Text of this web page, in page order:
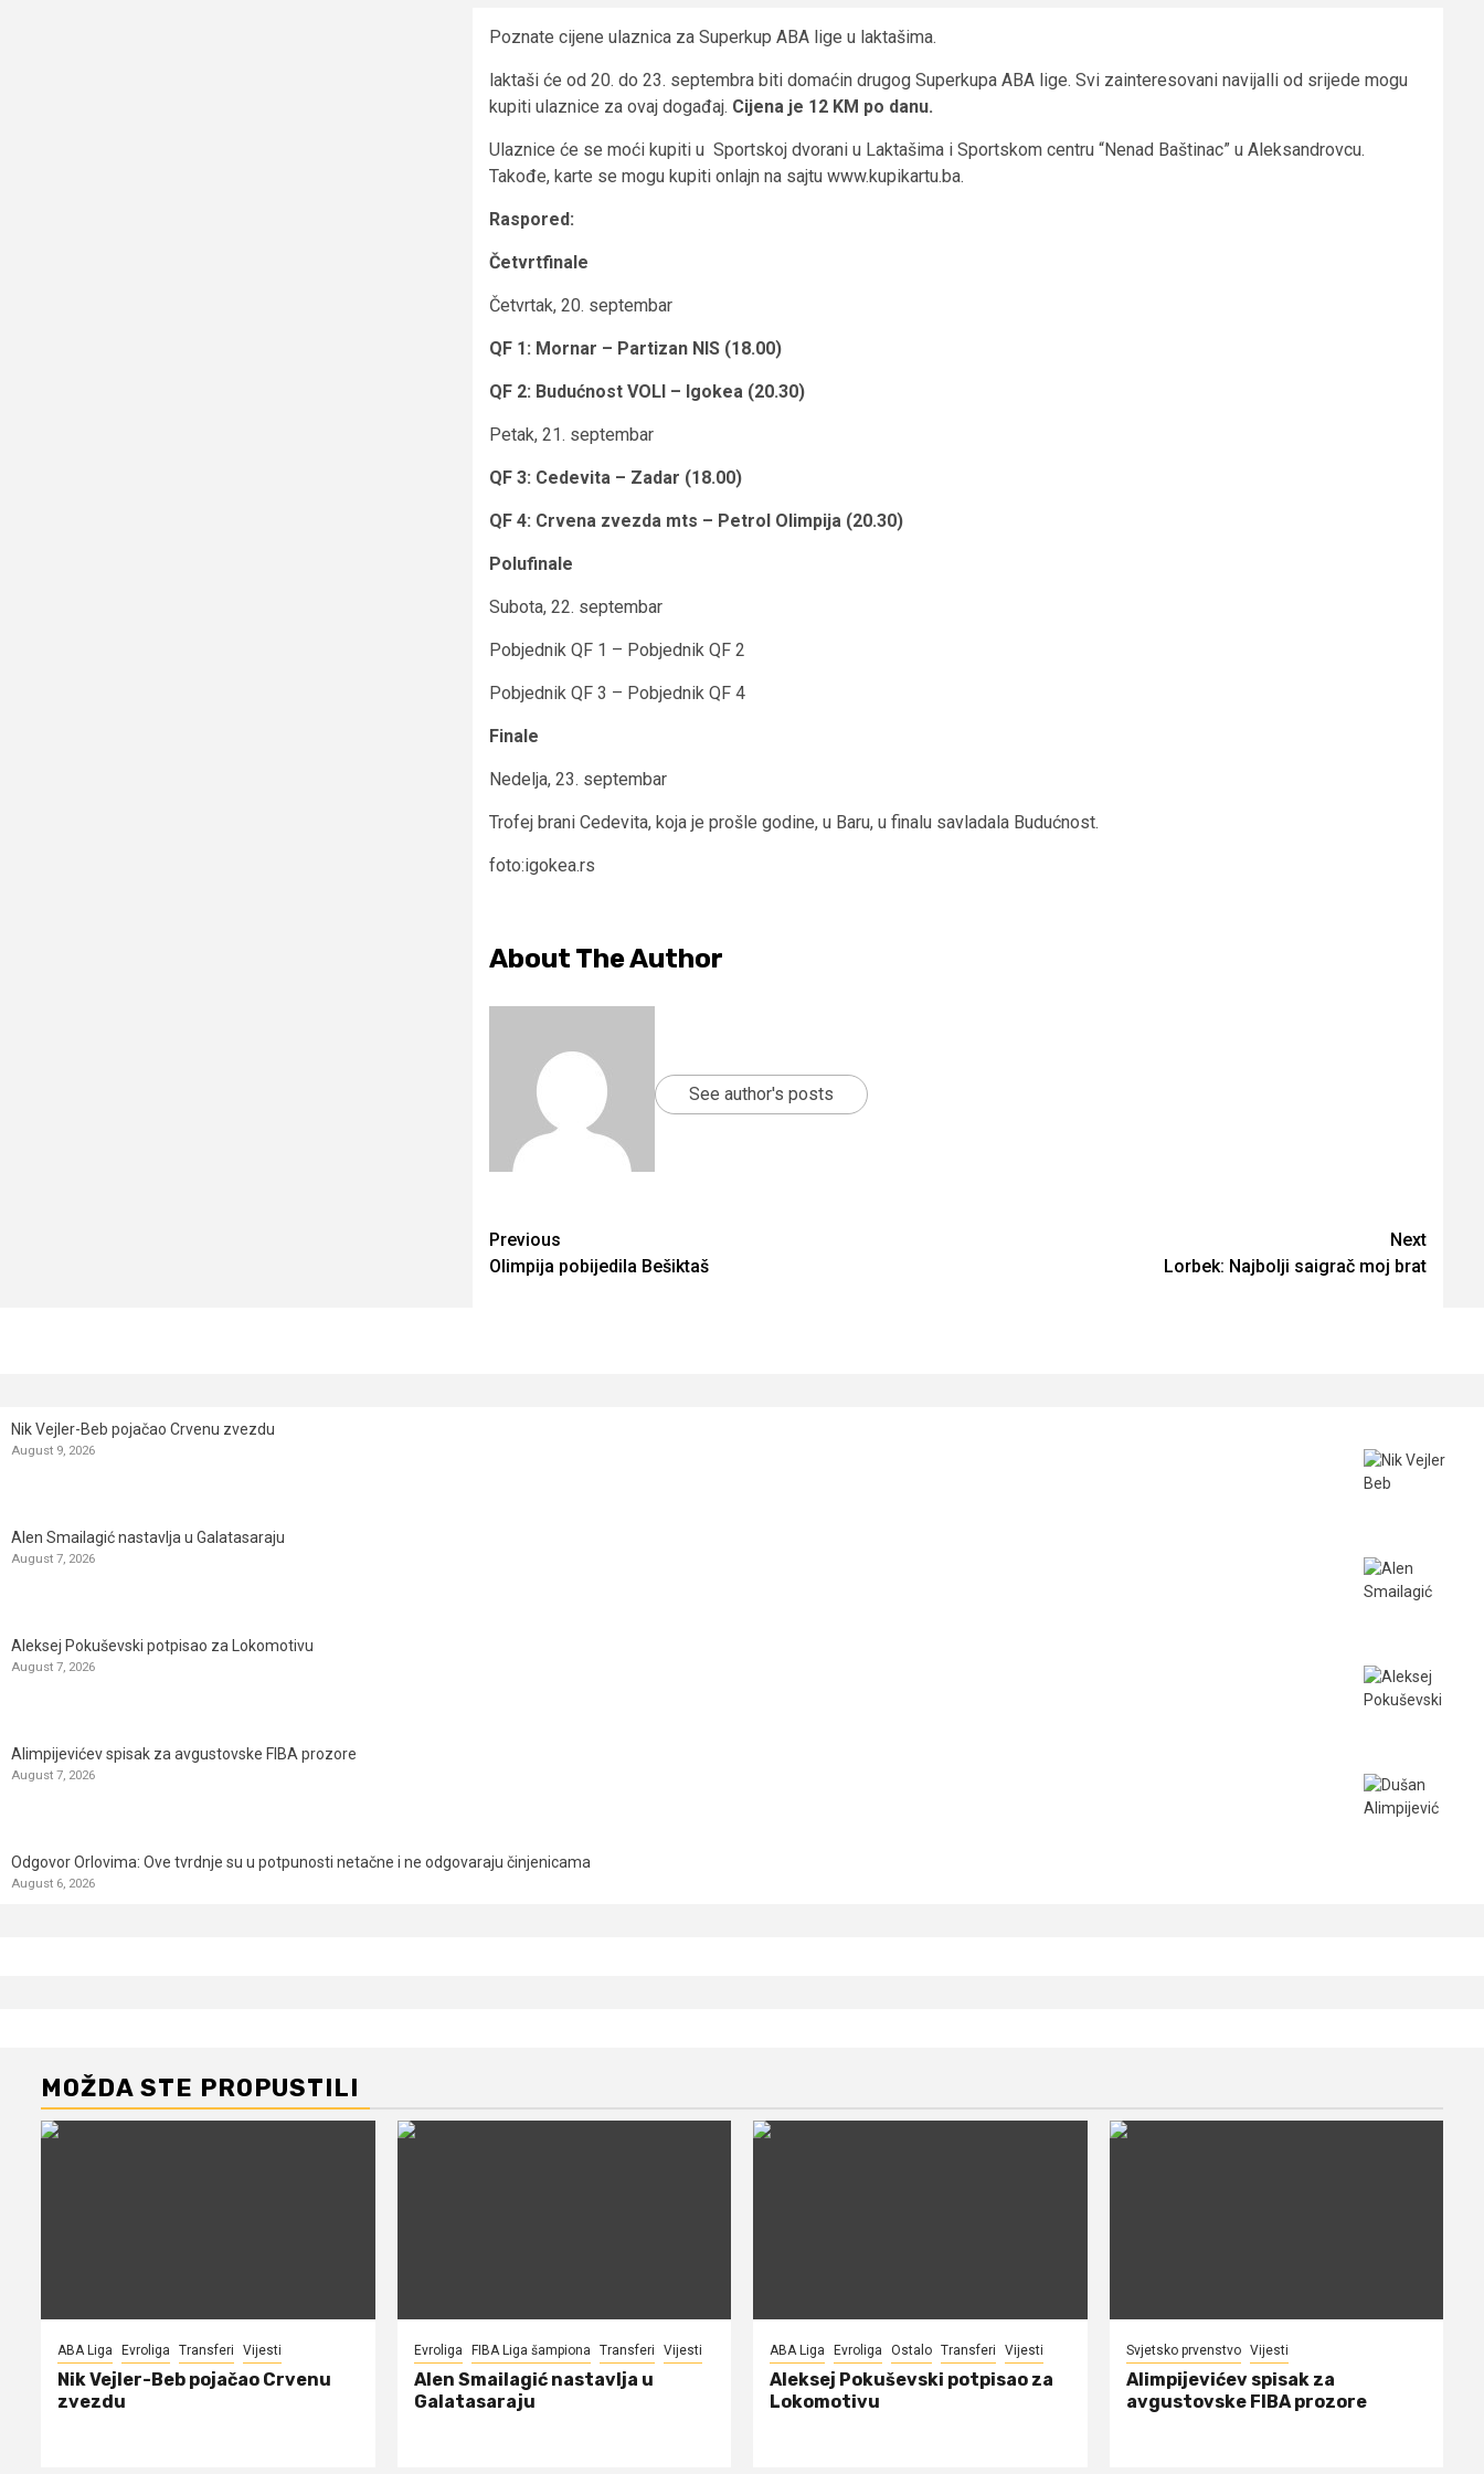
Poznate cijene ulaznica za Superkup ABA lige u laktašima.
laktaši će od 20. do 23. septembra biti domaćin drugog Superkupa ABA lige. Svi zainteresovani navijalli od srijede mogu
kupiti ulaznice za ovaj događaj. Cijena je 12 KM po danu.
Ulaznice će se moći kupiti u Sportskoj dvorani u Laktašima i Sportskom centru “Nenad Baštinac” u Aleksandrovcu.
Takođe, karte se mogu kupiti onlajn na sajtu www.kupikartu.ba.
Raspored:
Četvrtfinale
Četvrtak, 20. septembar
QF 1: Mornar – Partizan NIS (18.00)
QF 2: Budućnost VOLI – Igokea (20.30)
Petak, 21. septembar
QF 3: Cedevita – Zadar (18.00)
QF 4: Crvena zvezda mts – Petrol Olimpija (20.30)
Polufinale
Subota, 22. septembar
Pobjednik QF 1 – Pobjednik QF 2
Pobjednik QF 3 – Pobjednik QF 4
Finale
Nedelja, 23. septembar
Trofej brani Cedevita, koja je prošle godine, u Baru, u finalu savladala Budućnost.
foto:igokea.rs
About The Author
See author's posts
Continue
Reading
Previous
Olimpija pobijedila Bešiktaš
Next
Lorbek: Najbolji saigrač moj brat
Nik Vejler-Beb pojačao Crvenu zvezdu
August 9, 2026
Alen Smailagić nastavlja u Galatasaraju
August 7, 2026
Aleksej Pokuševski potpisao za Lokomotivu
August 7, 2026
Alimpijevićev spisak za avgustovske FIBA prozore
August 7, 2026
Odgovor Orlovima: ​Ove tvrdnje su u potpunosti netačne i ne odgovaraju činjenicama
August 6, 2026
MOŽDA STE PROPUSTILI
ABA Liga Evroliga Transferi Vijesti
Nik Vejler-Beb pojačao Crvenu
zvezdu
Evroliga FIBA Liga šampiona Transferi Vijesti
Alen Smailagić nastavlja u
Galatasaraju
ABA Liga Evroliga Ostalo Transferi Vijesti
Aleksej Pokuševski potpisao za
Lokomotivu
Svjetsko prvenstvo Vijesti
Alimpijevićev spisak za
avgustovske FIBA prozore